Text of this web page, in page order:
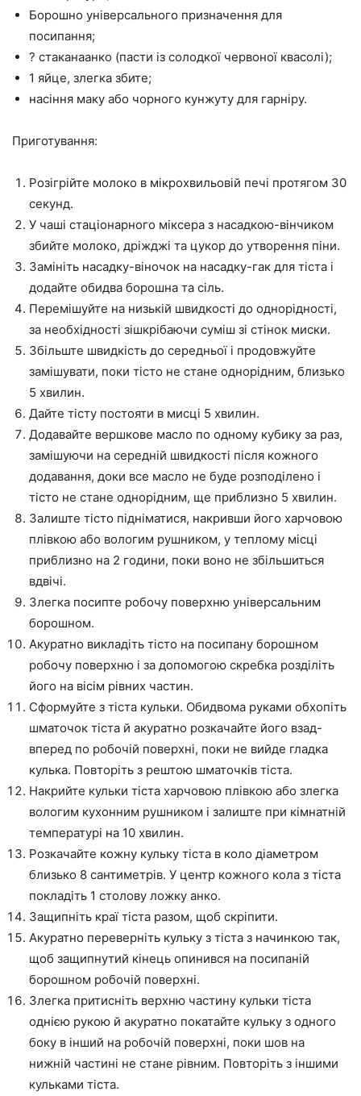
Борошно універсального призначення для
посипання;
? стаканаанко (пасти із солодкої червоної квасолі);
1 яйце, злегка збите;
насіння маку або чорного кунжуту для гарніру.
Приготування:
Розігрійте молоко в мікрохвильовій печі протягом 30
секунд.
У чаші стаціонарного міксера з насадкою-вінчиком
збийте молоко, дріжджі та цукор до утворення піни.
Замініть насадку-віночок на насадку-гак для тіста і
додайте обидва борошна та сіль.
Перемішуйте на низькій швидкості до однорідності,
за необхідності зішкрібаючи суміш зі стінок миски.
Збільште швидкість до середньої і продовжуйте
замішувати, поки тісто не стане однорідним, близько
5 хвилин.
Дайте тісту постояти в мисці 5 хвилин.
Додавайте вершкове масло по одному кубику за раз,
замішуючи на середній швидкості після кожного
додавання, доки все масло не буде розподілено і
тісто не стане однорідним, ще приблизно 5 хвилин.
Залиште тісто підніматися, накривши його харчовою
плівкою або вологим рушником, у теплому місці
приблизно на 2 години, поки воно не збільшиться
вдвічі.
Злегка посипте робочу поверхню універсальним
борошном.
Акуратно викладіть тісто на посипану борошном
робочу поверхню і за допомогою скребка розділіть
його на вісім рівних частин.
Сформуйте з тіста кульки. Обидвома руками обхопіть
шматочок тіста й акуратно розкачайте його взад-
вперед по робочій поверхні, поки не вийде гладка
кулька. Повторіть з рештою шматочків тіста.
Накрийте кульки тіста харчовою плівкою або злегка
вологим кухонним рушником і залиште при кімнатній
температурі на 10 хвилин.
Розкачайте кожну кульку тіста в коло діаметром
близько 8 сантиметрів. У центр кожного кола з тіста
покладіть 1 столову ложку анко.
Защипніть краї тіста разом, щоб скріпити.
Акуратно переверніть кульку з тіста з начинкою так,
щоб защипнутий кінець опинився на посипаній
борошном робочій поверхні.
Злегка притисніть верхню частину кульки тіста
однією рукою й акуратно покатайте кульку з одного
боку в інший на робочій поверхні, поки шов на
нижній частині не стане рівним. Повторіть з іншими
кульками тіста.